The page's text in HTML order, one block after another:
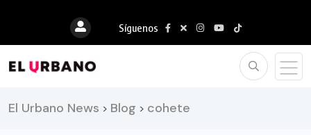
Síguenos
El Urbano News > Blog > cohete